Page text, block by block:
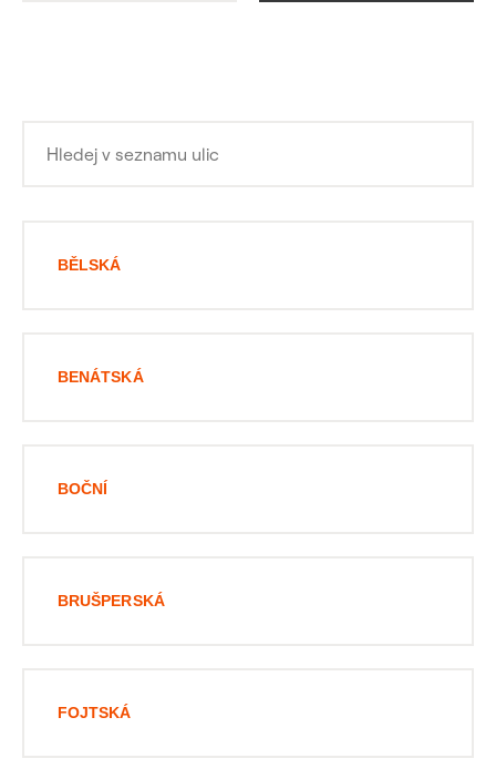
BĚLSKÁ
BENÁTSKÁ
BOČNÍ
BRUŠPERSKÁ
FOJTSKÁ